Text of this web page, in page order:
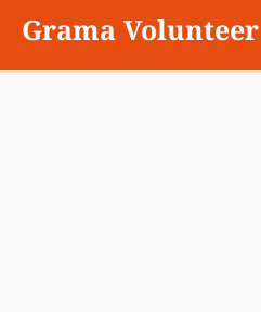
content
Grama Volunteer